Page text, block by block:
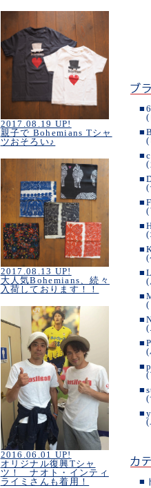
2017.08.19 UP!
親子で Bohemians Tシャ
ツおそろい♪
2017.08.13 UP!
大人気Bohemians、続々
入荷しております！！
2016.06.01 UP!
オリジナル復興Tシャ
ツ！ ナオト・インティ
ライミさんも着用！
■
(
■
(
■
(
■
(
■
(
■
(
■
(
■
(
■
(
■
(
■
(
■
(
■
(
■
(
■